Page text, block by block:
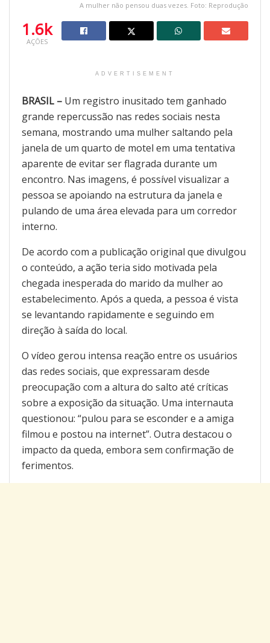
A mulher não pensou duas vezes. Foto: Reprodução
1.6k
AÇÕES
ADVERTISEMENT
BRASIL – Um registro inusitado tem ganhado
grande repercussão nas redes sociais nesta
semana, mostrando uma mulher saltando pela
janela de um quarto de motel em uma tentativa
aparente de evitar ser flagrada durante um
encontro. Nas imagens, é possível visualizar a
pessoa se apoiando na estrutura da janela e
pulando de uma área elevada para um corredor
interno.
De acordo com a publicação original que divulgou
o conteúdo, a ação teria sido motivada pela
chegada inesperada do marido da mulher ao
estabelecimento. Após a queda, a pessoa é vista
se levantando rapidamente e seguindo em
direção à saída do local.
O vídeo gerou intensa reação entre os usuários
das redes sociais, que expressaram desde
preocupação com a altura do salto até críticas
sobre a exposição da situação. Uma internauta
questionou: “pulou para se esconder e a amiga
filmou e postou na internet”. Outra destacou o
impacto da queda, embora sem confirmação de
ferimentos.